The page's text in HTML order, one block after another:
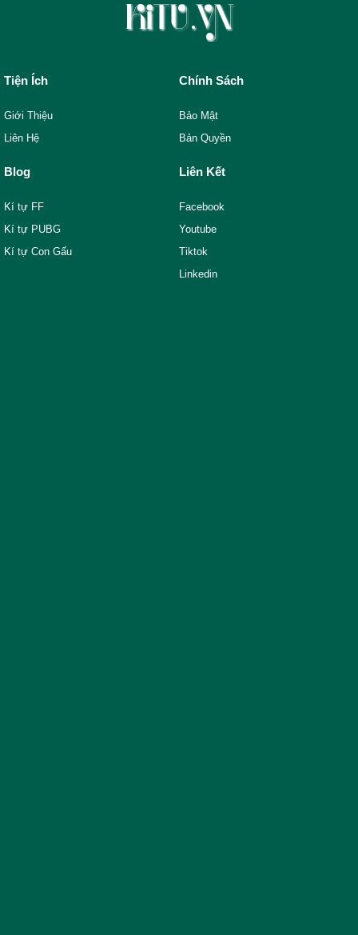
Tiện Ích
Giới Thiệu
Liên Hệ
Chính Sách
Bảo Mật
Bản Quyền
Blog
Kí tự FF
Kí tự PUBG
Kí tự Con Gấu
Liên Kết
Facebook
Youtube
Tiktok
Linkedin